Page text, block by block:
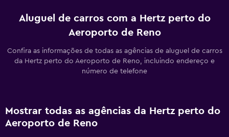
Aluguel de carros com a Hertz perto do
Aeroporto de Reno
Confira as informações de todas as agências de aluguel de carros
da Hertz perto do Aeroporto de Reno, incluindo endereço e
número de telefone
Mostrar todas as agências da Hertz perto do
Aeroporto de Reno